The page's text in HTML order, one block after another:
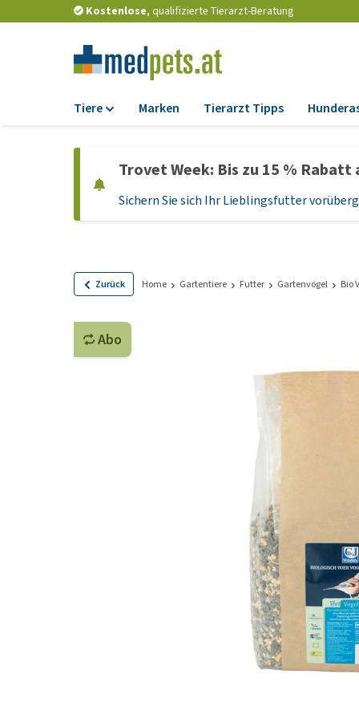
Kostenlose, qualifizierte Tierarzt-Beratung
Tiere
Trockenfutter
Nassfutter
Leckerlis
Alles ansehen
Marken Tierarzt Tipps
Trovet Week: Bis zu 15 %
Sichern Sie sich Ihr Lieblingsfutter
Zurück Home Gartentiere Futter Gartenvögel Bio
Abo